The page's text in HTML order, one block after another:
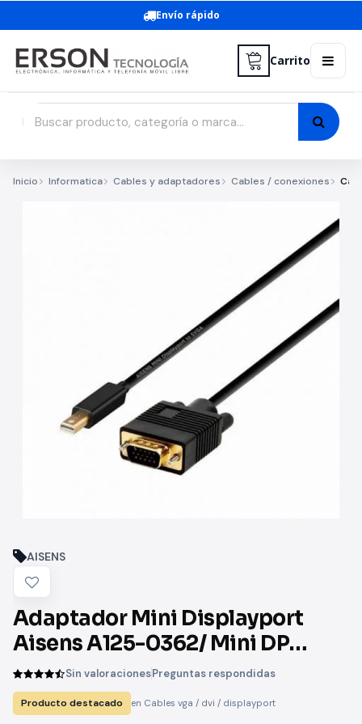
Envío rápido
Carrito
Inicio Informatica Cables y adaptadores Cables / conexiones
AISENS
Adaptador Mini Displayport
Aisens A125-0362/ Mini DP
Macho - VGA Macho/ 2m/ Negro
Sin valoracionesPreguntas respondidas
Producto destacado en Cables vga / dvi / displayport